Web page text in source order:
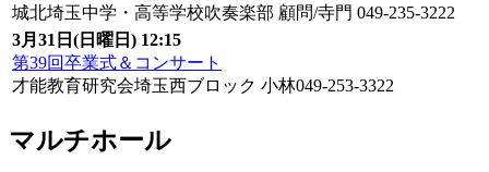
城北埼玉中学・高等学校吹奏楽部 顧問/寺門 049-235-3222
3月31日(日曜日) 12:15
第39回卒業式＆コンサート
才能教育研究会埼玉西ブロック 小林049-253-3322
マルチホール